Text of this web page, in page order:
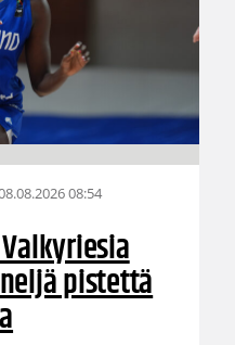
08:54
pistettä